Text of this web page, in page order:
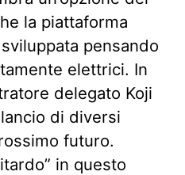
la piattaforma
pensando
elettrici. In
delegato Koji
di diversi
futuro.
in questo